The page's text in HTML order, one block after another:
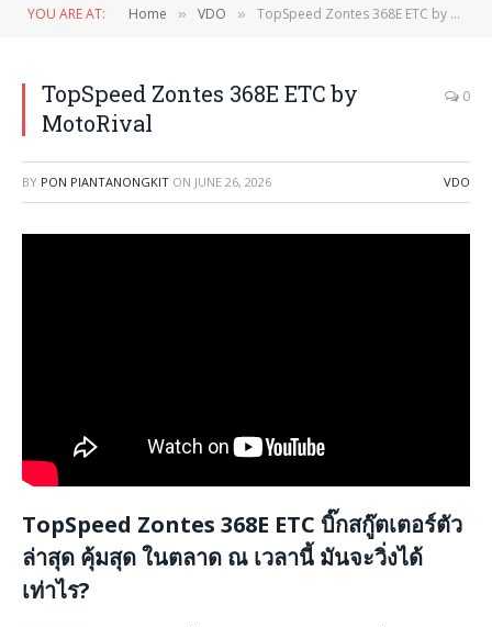
YOU ARE AT: Home » VDO » TopSpeed Zontes 368E ETC by MotoRival
TopSpeed Zontes 368E ETC by
MotoRival
0
BY PON PIANTANONGKIT ON JUNE 26, 2026 VDO
TopSpeed Zontes 368E ETC บิ๊กสกู๊ตเตอร์ตัว
ล่าสุด คุ้มสุด ในตลาด ณ เวลานี้ มันจะวิ่งได้
เท่าไร?